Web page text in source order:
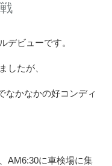
デビューです。
したが、
なかなかの好コンディ
AM6:30に車検場に集